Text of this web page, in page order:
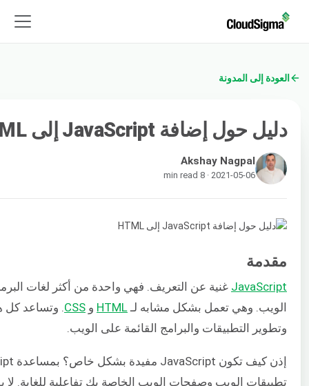
العودة إلى المدونة
دليل حول إضافة JavaScript إلى HTML
Akshay Nagpal
2021-05-06 · 8 min read
مقدمة
JavaScript غنية عن التعريف. فهي واحدة من أكثر لغات
الويب. وهي تعمل بشكل مشابه لـ HTML و CSS . وتساعد
وتطوير التطبيقات والبرامج القائمة على الويب.
تطبيقات الويب وصفحات الويب الخاصة بك تفاعلية للغاية. لا